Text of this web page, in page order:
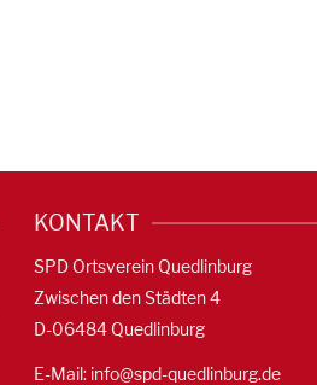
KONTAKT
SPD Ortsverein Quedlinburg
Zwischen den Städten 4
D-06484 Quedlinburg
E-Mail: info@spd-quedlinburg.de